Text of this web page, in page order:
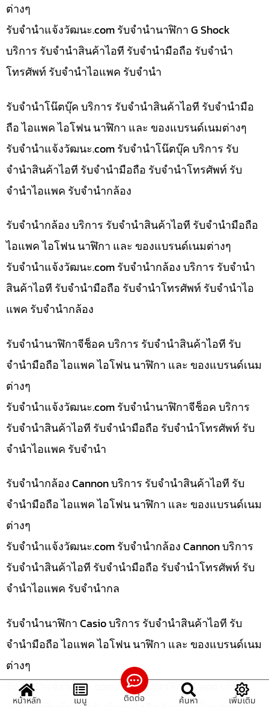
ต่างๆ
รับจํานําแจ้งวัฒนะ.com รับจำนำนาฬิกา G Shock
บริการ รับจำนำสินค้าไอที รับจำนำมือถือ รับจำนำ
โทรศัพท์ รับจำนำไอแพค รับจำนำ
รับจำนำโน๊ตบุ๊ค บริการ รับจำนำสินค้าไอที รับจำนำมือ
ถือ ไอแพค ไอโฟน นาฬิกา และ ของแบรนด์เนมต่างๆ
รับจํานําแจ้งวัฒนะ.com รับจำนำโน๊ตบุ๊ค บริการ รับ
จำนำสินค้าไอที รับจำนำมือถือ รับจำนำโทรศัพท์ รับ
จำนำไอแพค รับจำนำกล้อง
รับจำนำกล้อง บริการ รับจำนำสินค้าไอที รับจำนำมือถือ
ไอแพค ไอโฟน นาฬิกา และ ของแบรนด์เนมต่างๆ
รับจํานําแจ้งวัฒนะ.com รับจำนำกล้อง บริการ รับจำนำ
สินค้าไอที รับจำนำมือถือ รับจำนำโทรศัพท์ รับจำนำไอ
แพค รับจำนำกล้อง
รับจำนำนาฬิกาจีช็อค บริการ รับจำนำสินค้าไอที รับ
จำนำมือถือ ไอแพค ไอโฟน นาฬิกา และ ของแบรนด์เนม
ต่างๆ
รับจํานําแจ้งวัฒนะ.com รับจำนำนาฬิกาจีช็อค บริการ
รับจำนำสินค้าไอที รับจำนำมือถือ รับจำนำโทรศัพท์ รับ
จำนำไอแพค รับจำนำ
รับจำนำกล้อง Cannon บริการ รับจำนำสินค้าไอที รับ
จำนำมือถือ ไอแพค ไอโฟน นาฬิกา และ ของแบรนด์เนม
ต่างๆ
รับจํานําแจ้งวัฒนะ.com รับจำนำกล้อง Cannon บริการ
รับจำนำสินค้าไอที รับจำนำมือถือ รับจำนำโทรศัพท์ รับ
จำนำไอแพค รับจำนำกล
รับจำนำนาฬิกา Casio บริการ รับจำนำสินค้าไอที รับ
จำนำมือถือ ไอแพค ไอโฟน นาฬิกา และ ของแบรนด์เนม
ต่างๆ
รับจํานําแจ้งวัฒนะ.com รับจำนำนาฬิกา Casio บริการ
หน้าหลัก เมนู ติดต่อ ค้นหา เพิ่มเติม